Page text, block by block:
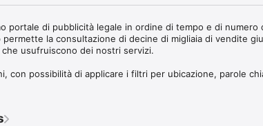
portale di pubblicità legale in ordine di tempo e di numero
permette la consultazione di decine di migliaia di vendite
usufruiscono dei nostri servizi.
con possibilità di applicare i filtri per ubicazione, parole